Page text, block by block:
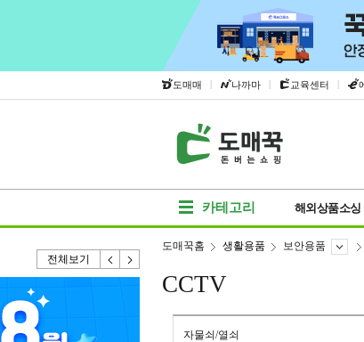
도매매 | 나까마 | 교육센터 |
카테고리 해외상품소싱
전체보기
도매꾹홈 생활용품 보안용품
CCTV
자물쇠/열쇠